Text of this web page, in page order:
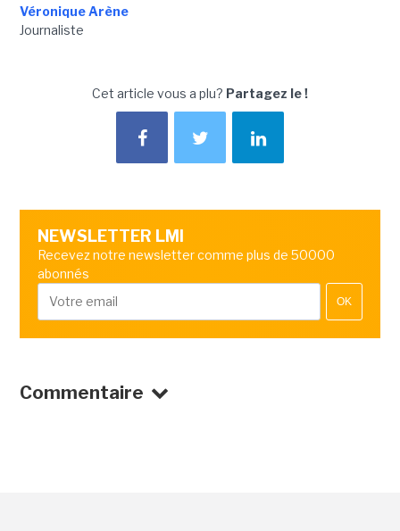
Véronique Arène
Journaliste
Cet article vous a plu? Partagez le !
NEWSLETTER LMI
Recevez notre newsletter comme plus de 50000
abonnés
OK
Commentaire